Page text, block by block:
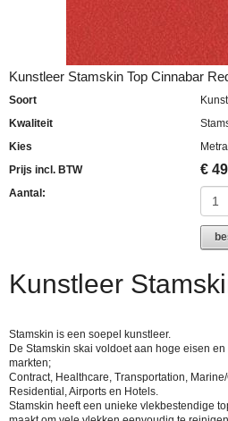
Kunstleer Stamskin Top Cinnabar
Soort
Kwaliteit
Kies
Prijs incl. BTW
€
Aantal:
Kunstleer
Stamskin is een soepel kunstleer.
De Stamskin skai voldoet aan hoge eisen
markten;
Contract, Healthcare, Transportation,
Residential, Airports en Hotels.
Stamskin heeft een unieke vlekbestendige